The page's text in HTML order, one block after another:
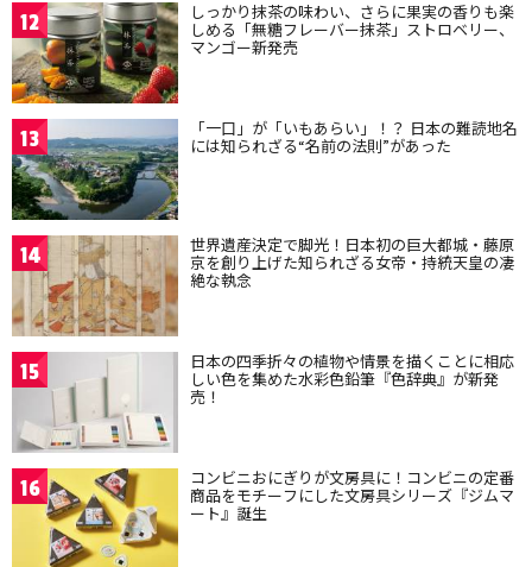
12 しっかり抹茶の味わい、さらに果実の香りも楽
しめる「無糖フレーバー抹茶」ストロベリー、
マンゴー新発売
13 「一口」が「いもあらい」！？ 日本の難読地名
には知られざる“名前の法則”があった
14 世界遺産決定で脚光！日本初の巨大都城・藤原
京を創り上げた知られざる女帝・持統天皇の凄
絶な執念
15 日本の四季折々の植物や情景を描くことに相応
しい色を集めた水彩色鉛筆『色辞典』が新発
売！
16 コンビニおにぎりが文房具に！コンビニの定番
商品をモチーフにした文房具シリーズ『ジムマ
ート』誕生